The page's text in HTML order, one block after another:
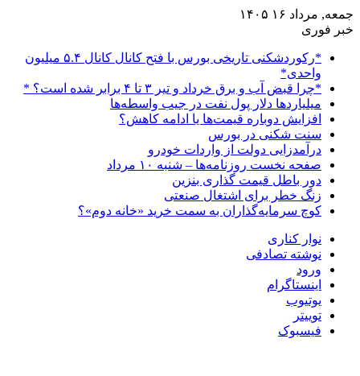
جمعه, مرداد ۱۶ ۱۴۰۵
خبر فوری
*رکوردشکنی تاریخی بورس با فتح کانال کانال ۵.۴ میلیون
واحدی*
*چرا قبض آب و برق خرداد و تیر ۳ تا ۴ برابر شده است؟ *
میلیاردها دلار پول نفت در جیب واسطه‌ها
افزایش دوباره قیمت‌ها یا ادامه کاهش؟
سنت شکنی در بورس
درآمدزایی دولت از واردات خودرو
صفحه نخست روزنامه‌ها – شنبه ۱۰ مرداد
دور باطل قیمت گذاری بنزین
زنگ خطر برای اشتغال صنعتی
کوچ سرمایه‌گذاران به سمت خرید «خانه دوم»؟
نوار کناری
نوشته تصادفی
ورود
اینستاگرام
یوتیوب
توییتر
فیسبوک